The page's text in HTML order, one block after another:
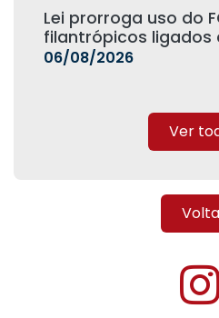
Lei prorroga uso do
filantrópicos ligados
06/08/2026
Ver